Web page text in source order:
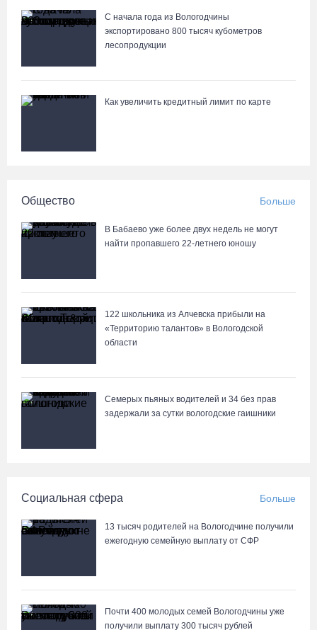
С начала года из Вологодчины
экспортировано 800 тысяч кубометров
лесопродукции
Как увеличить кредитный лимит по карте
Общество Больше
В Бабаево уже более двух недель не могут
найти пропавшего 22-летнего юношу
122 школьника из Алчевска прибыли на
«Территорию талантов» в Вологодской
области
Семерых пьяных водителей и 34 без прав
задержали за сутки вологодские гаишники
Социальная сфера Больше
13 тысяч родителей на Вологодчине получили
ежегодную семейную выплату от СФР
Почти 400 молодых семей Вологодчины уже
получили выплату 300 тысяч рублей